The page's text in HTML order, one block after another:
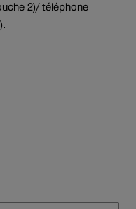
2)/ téléphone